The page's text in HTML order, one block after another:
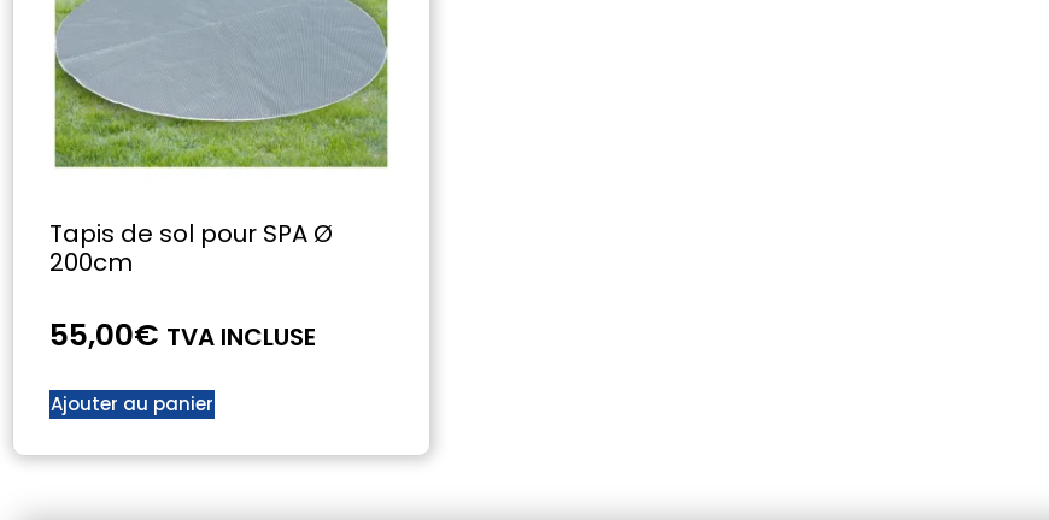
Tapis de sol pour SPA Ø
200cm
55,00€ TVA INCLUSE
Ajouter au panier